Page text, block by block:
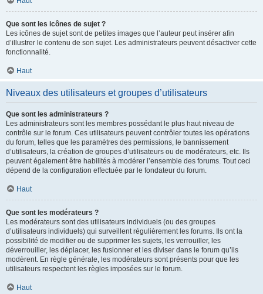
Que sont les icônes de sujet ?
Les icônes de sujet sont de petites images que l’auteur peut insérer afin
d’illustrer le contenu de son sujet. Les administrateurs peuvent désactiver cette
fonctionnalité.
Haut
Niveaux des utilisateurs et groupes d’utilisateurs
Que sont les administrateurs ?
Les administrateurs sont les membres possédant le plus haut niveau de
contrôle sur le forum. Ces utilisateurs peuvent contrôler toutes les opérations
du forum, telles que les paramètres des permissions, le bannissement
d’utilisateurs, la création de groupes d’utilisateurs ou de modérateurs, etc. Ils
peuvent également être habilités à modérer l’ensemble des forums. Tout ceci
dépend de la configuration effectuée par le fondateur du forum.
Haut
Que sont les modérateurs ?
Les modérateurs sont des utilisateurs individuels (ou des groupes
d’utilisateurs individuels) qui surveillent régulièrement les forums. Ils ont la
possibilité de modifier ou de supprimer les sujets, les verrouiller, les
déverrouiller, les déplacer, les fusionner et les diviser dans le forum qu’ils
modèrent. En règle générale, les modérateurs sont présents pour que les
utilisateurs respectent les règles imposées sur le forum.
Haut